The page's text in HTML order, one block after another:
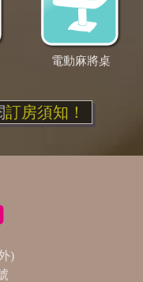
電動麻將桌
訂房須知！
)